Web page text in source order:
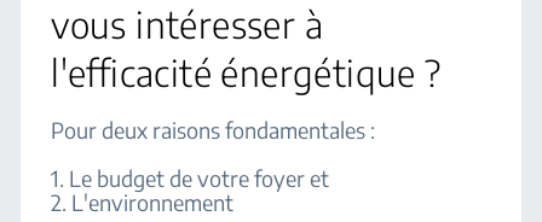
vous intéresser à
l'efficacité énergétique ?
Pour deux raisons fondamentales :
1. Le budget de votre foyer et
2. L'environnement